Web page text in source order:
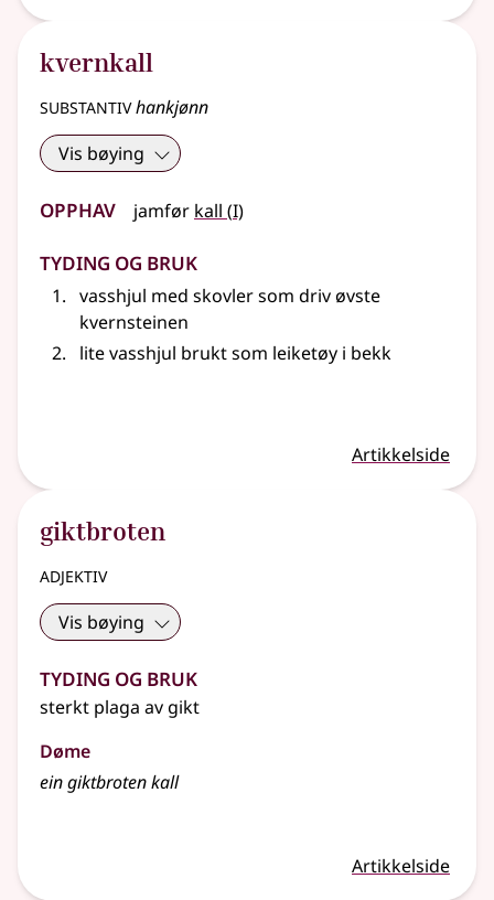
kvernkall
substantivhankjønn
Vis bøying
Opphav jamfør kall (1
I)
Tyding og bruk
vasshjul med skovler som driv øvste
kvernsteinen
lite vasshjul brukt som leiketøy i bekk
Artikkelside
giktbroten
adjektiv
Vis bøying
Tyding og bruk
sterkt plaga av gikt
Døme
ein giktbroten kall
Artikkelside